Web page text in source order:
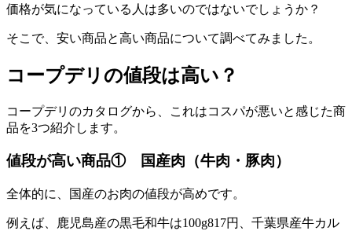
価格が気になっている人は多いのではないでしょうか？
そこで、安い商品と高い商品について調べてみました。
コープデリの値段は高い？
コープデリのカタログから、これはコスパが悪いと感じた商
品を3つ紹介します。
値段が高い商品① 国産肉（牛肉・豚肉）
全体的に、国産のお肉の値段が高めです。
例えば、鹿児島産の黒毛和牛は100g817円、千葉県産牛カル